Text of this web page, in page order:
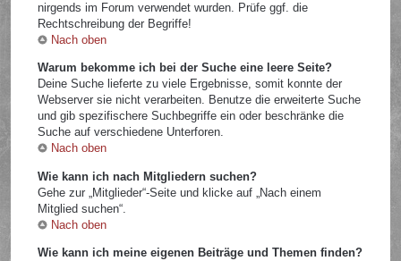
nirgends im Forum verwendet wurden. Prüfe ggf. die
Rechtschreibung der Begriffe!
Nach oben
Warum bekomme ich bei der Suche eine leere Seite?
Deine Suche lieferte zu viele Ergebnisse, somit konnte der
Webserver sie nicht verarbeiten. Benutze die erweiterte Suche
und gib spezifischere Suchbegriffe ein oder beschränke die
Suche auf verschiedene Unterforen.
Nach oben
Wie kann ich nach Mitgliedern suchen?
Gehe zur „Mitglieder“-Seite und klicke auf „Nach einem
Mitglied suchen“.
Nach oben
Wie kann ich meine eigenen Beiträge und Themen finden?